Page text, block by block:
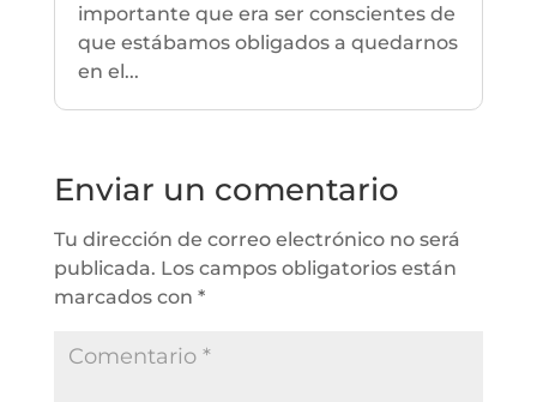
importante que era ser conscientes de
que estábamos obligados a quedarnos
en el...
Enviar un comentario
Tu dirección de correo electrónico no será
publicada. Los campos obligatorios están
marcados con *